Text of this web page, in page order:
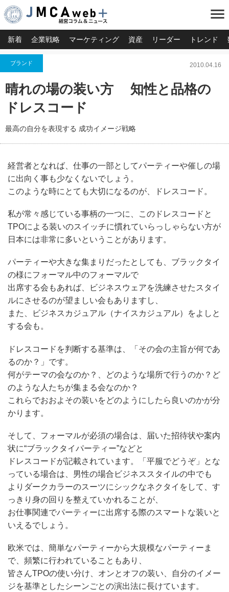
menu
新着 企業戦略 マーケティング 資産 リーダー トレンド
ブランド 2010.04.16
晴れの場の装い方 知性と品格の
ドレスコード
最高の自分を表現する 成功イメージ戦略
経営者となれば、仕事の一部としてパーティーや催しの場
に出向く事も少なくないでしょう。
このような時にとても大切になるのが、ドレスコード。
私が常々感じている事柄の一つに、このドレスコードと
TPOによる装いのスイッチに慣れていらっしゃらない方が
日本には非常に多いということがあります。
パーティーや大きな集まりだったとしても、ブラックタイ
の様にフォーマル中のフォーマルで
出席する会もあれば、ビジネスウェアを洗練させたスタイ
ルにさせるのが望ましい会もありますし、
また、ビジネスカジュアル（ナイスカジュアル）をよしと
する会も。
ドレスコードを判断する基準は、「その会の主旨が何であ
るのか？」です。
何がテーマの会なのか？、どのような場所で行うのか？ど
のような人たちが集まる会なのか？
これらでおおよその装いをどのようにしたら良いのかが分
かります。
そして、フォーマルが必須の場合は、届いた招待状や案内
状に“ブラックタイパーティー”などと
ドレスコードが記載されています。「平服でどうぞ」とな
っている場合は、男性の場合ビジネススタイルの中でも
よりダークカラーのスーツにシックなネクタイをして、す
っきり身の回りを整えていかれることが、
お仕事関連でパーティーに出席する際のスマートな装いと
いえるでしょう。
欧米では、簡単なパーティーから大規模なパーティーま
で、頻繁に行われていることもあり、
皆さんTPOの使い分け、オンとオフの装い、自分のイメー
ジを基準としたシーンごとの演出法に長けています。